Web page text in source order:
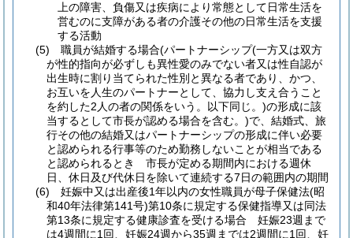
上の障害、負傷又は疾病により常態として日常生活を
営むのに支障がある者の介護その他の日常生活を支援
する活動
(5)
職員が結婚する場合(パートナーシップ(一方又は双方
が性的指向が必ずしも異性愛のみでない者又は性自認が
出生時に割り当てられた性別と異なる者であり、かつ、
お互いを人生のパートナーとして、協力し支え合うこと
を約した2人の者の関係をいう。以下同じ。)の形成に該
当するとして市長が認める場合を含む。)で、結婚式、旅
行その他の結婚又はパートナーシップの形成に伴い必要
と認められる行事等のため勤務しないことが相当である
と認められるとき 市長が定める期間内における週休
日、休日及び代休日を除いて連続する7日の範囲内の期間
(6)
妊娠中又は出産後1年以内の女性職員が母子保健法(昭
和40年法律第141号)第10条に規定する保健指導又は同法
第13条に規定する健康診査を受ける場合 妊娠23週まで
は4週間に1回、妊娠24週から35週までは2週間に1回、妊